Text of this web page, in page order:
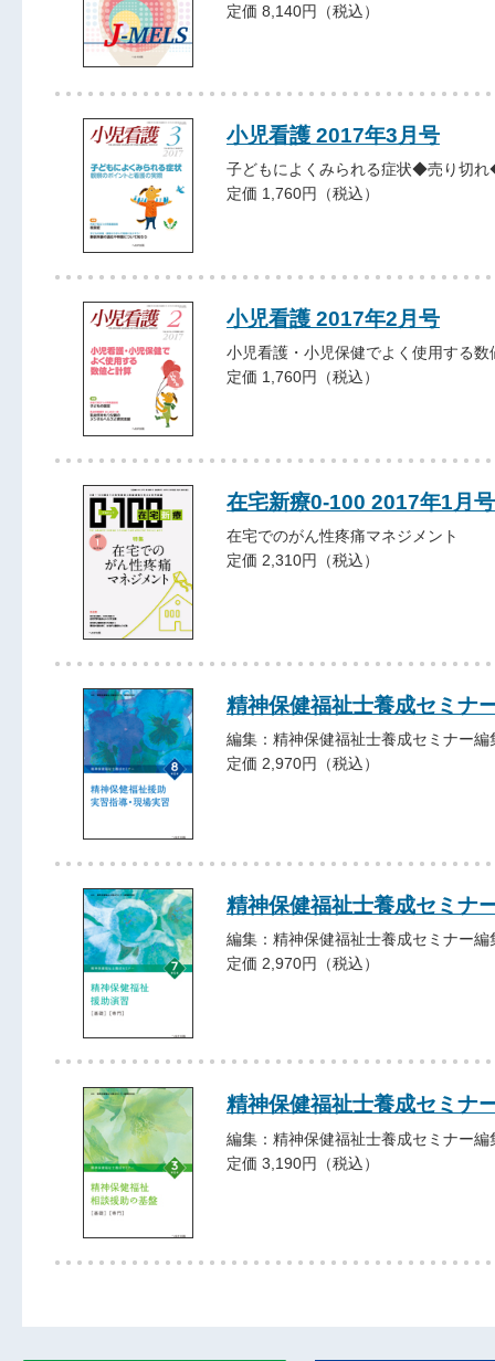
定価 8,140円（税込）
小児看護 2017年3月号
子どもによくみられる症状◆売り切
定価 1,760円（税込）
小児看護 2017年2月号
小児看護・小児保健でよく使用する数
定価 1,760円（税込）
在宅新療0-100 2017年1月号
在宅でのがん性疼痛マネジメント
定価 2,310円（税込）
精神保健福祉士養成セ
編集：精神保健福祉士養成セミナー編
定価 2,970円（税込）
精神保健福祉士養成セ
編集：精神保健福祉士養成セミナー編
定価 2,970円（税込）
精神保健福祉士養成セ
編集：精神保健福祉士養成セミナー編
定価 3,190円（税込）